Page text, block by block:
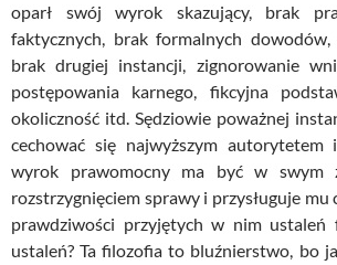
oparł swój wyrok skazujący, brak
faktycznych, brak formalnych dowodów,
brak drugiej instancji, zignorowanie
postępowania karnego, fikcyjna
okoliczność itd. Sędziowie poważnej
cechować się najwyższym autorytetem
wyrok prawomocny ma być w swym
rozstrzygnięciem sprawy i przysługuje mu
prawdziwości przyjętych w nim ustaleń
ustaleń? Ta filozofia to bluźnierstwo, bo